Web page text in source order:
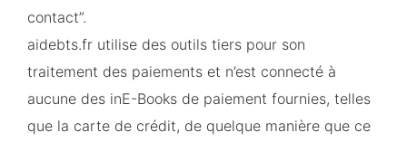
contact”.
aidebts.fr utilise des outils tiers pour son
traitement des paiements et n’est connecté à
aucune des inE-Books de paiement fournies, telles
que la carte de crédit, de quelque manière que ce